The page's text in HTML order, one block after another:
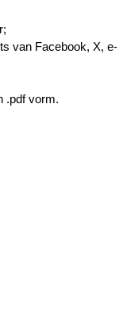
van Facebook, X, e-
.pdf vorm.